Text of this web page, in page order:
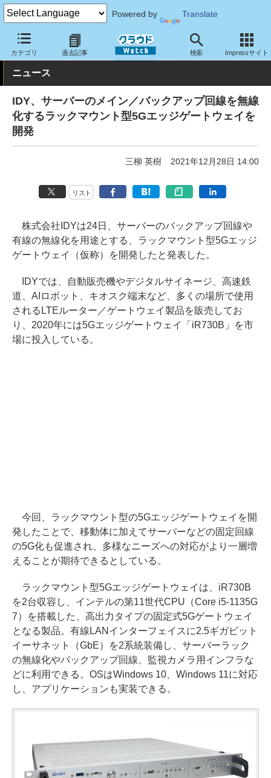
Powered by Translate
カテゴリ 過去記事 検索 Impressサイト
クラウド Watch ネットワーク ルータ
ニュース
IDY、サーバーのメイン／バックアップ回線を無線
化するラックマウント型5Gエッジゲートウェイを
開発
三柳 英樹 2021年12月28日 14:00
リスト
株式会社IDYは24日、サーバーのバックアップ回線や
有線の無線化を用途とする、ラックマウント型5Gエッジ
ゲートウェイ（仮称）を開発したと発表した。
IDYでは、自動販売機やデジタルサイネージ、高速鉄
道、AIロボット、キオスク端末など、多くの場所で使用
されるLTEルーター／ゲートウェイ製品を販売してお
り、2020年には5Gエッジゲートウェイ「iR730B」を市
場に投入している。
今回、ラックマウント型の5Gエッジゲートウェイを開
発したことで、移動体に加えてサーバーなどの固定回線
の5G化も促進され、多様なニーズへの対応がより一層増
えることが期待できるとしている。
ラックマウント型5Gエッジゲートウェイは、iR730B
を2台収容し、インテルの第11世代CPU（Core i5-1135G
7）を搭載した、高出力タイプの固定式5Gゲートウェイ
となる製品。有線LANインターフェイスに2.5ギガビット
イーサネット（GbE）を2系統装備し、サーバーラック
の無線化やバックアップ回線、監視カメラ用インフラな
どに利用できる。OSはWindows 10、Windows 11に対応
し、アプリケーションも実装できる。